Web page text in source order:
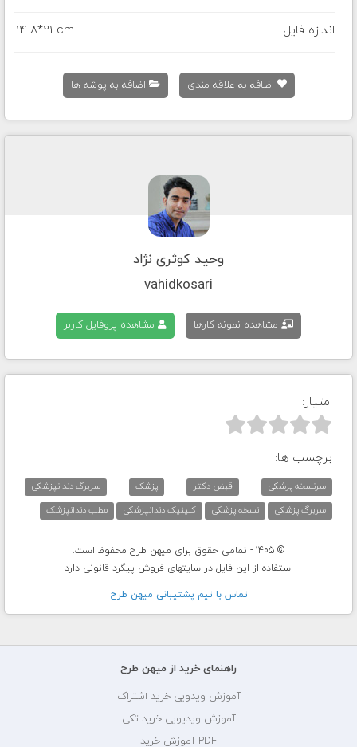
اندازه فایل: 14.8*21 cm
اضافه به علاقه مندی اضافه به پوشه ها
وحید کوثری نژاد
vahidkosari
مشاهده نمونه کارها مشاهده پروفایل کاربر
امتیاز:



برچسب ها:
سرنسخه پزشکی قبض دکتر پزشک
سربرگ دندانپزشکی
سربرگ پزشکی
نسخه پزشکی کلینیک دندانپزشکی مطب دندانپزشک
© 1405 - تمامی حقوق برای میهن طرح محفوظ است.
استفاده از این فایل در سایتهای فروش پیگرد قانونی دارد
تماس با تيم پشتيبانی ميهن طرح
راهنمای خرید از میهن طرح
آموزش ویدویی خرید اشتراک
آموزش ویدیویی خرید تکی
PDF آموزش خرید